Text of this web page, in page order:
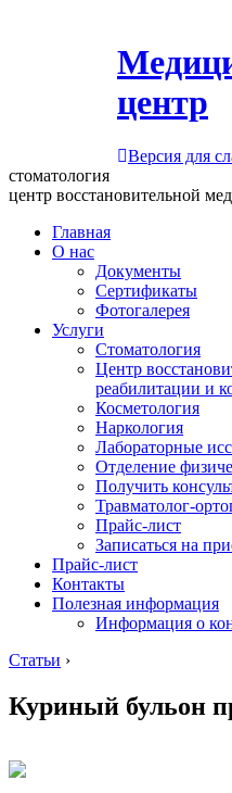
центр
Версия для
стоматология
центр восстановительной
Главная
О нас
Документы
Сертификаты
Фотогалерея
Услуги
Стоматология
Центр
реабилитации и
Косметология
Наркология
Лабораторные
Отделение
Получить
Травматолог-
Прайс-лист
Записаться на
Прайс-лист
Контакты
Полезная информация
Информация о
Статьи ›
Куриный бульон